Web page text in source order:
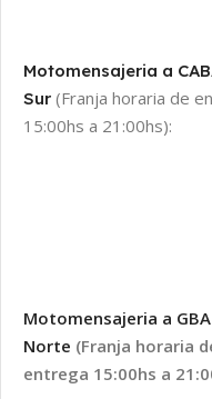
Motomensajeria a
Sur (Franja horaria de
15:00hs a 21:00hs):
Motomensajeria a GBA
Norte (Franja horaria
entrega 15:00hs a